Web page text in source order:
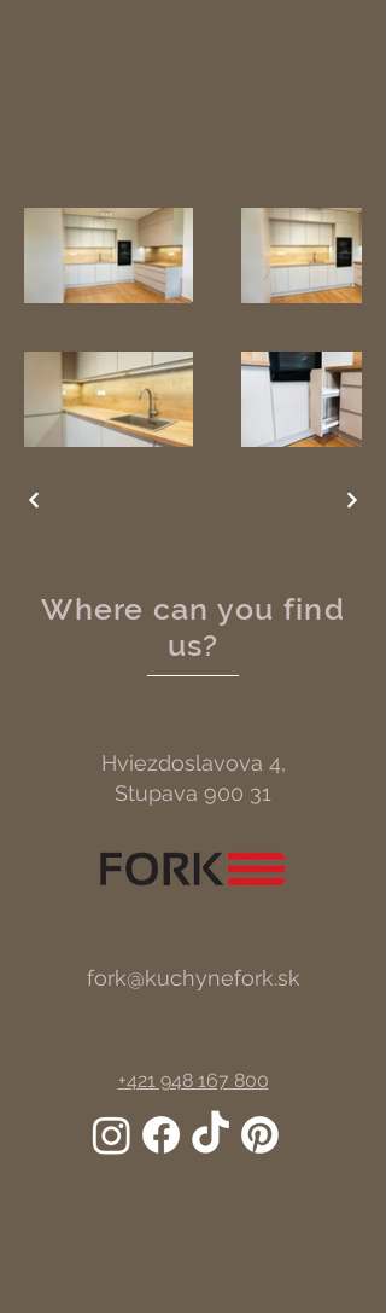
Where can you find
us?
Hviezdoslavova 4,
Stupava 900 31
fork@kuchynefork.sk
+421 948 167 800